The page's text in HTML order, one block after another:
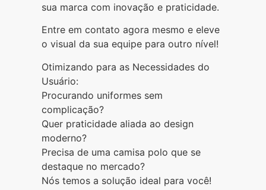
sua marca com inovação e praticidade.
Entre em contato agora mesmo e eleve
o visual da sua equipe para outro nível!
Otimizando para as Necessidades do
Usuário:
Procurando uniformes sem
complicação?
Quer praticidade aliada ao design
moderno?
Precisa de uma camisa polo que se
destaque no mercado?
Nós temos a solução ideal para você!